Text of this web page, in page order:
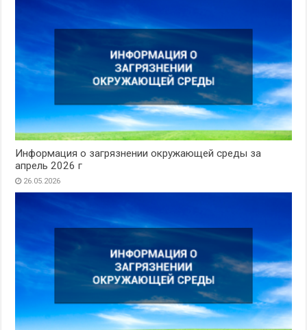
Информация о загрязнении окружающей среды за
апрель 2026 г
26.05.2026